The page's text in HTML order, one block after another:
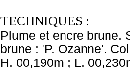
TECHNIQUES :
Plume et encre brune.
brune : 'P. Ozanne'.
H. 00,190m ; L.